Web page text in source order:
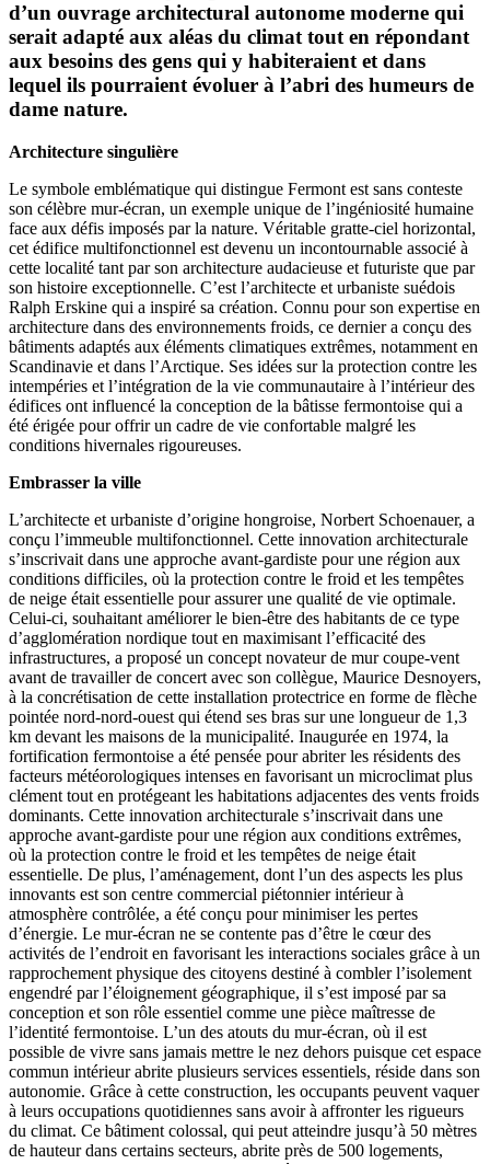
d’un ouvrage architectural autonome moderne qui
serait adapté aux aléas du climat tout en répondant
aux besoins des gens qui y habiteraient et dans
lequel ils pourraient évoluer à l’abri des humeurs de
dame nature.
Architecture singulière
Le symbole emblématique qui distingue Fermont est sans conteste
son célèbre mur-écran, un exemple unique de l’ingéniosité humaine
face aux défis imposés par la nature. Véritable gratte-ciel horizontal,
cet édifice multifonctionnel est devenu un incontournable associé à
cette localité tant par son architecture audacieuse et futuriste que par
son histoire exceptionnelle. C’est l’architecte et urbaniste suédois
Ralph Erskine qui a inspiré sa création. Connu pour son expertise en
architecture dans des environnements froids, ce dernier a conçu des
bâtiments adaptés aux éléments climatiques extrêmes, notamment en
Scandinavie et dans l’Arctique. Ses idées sur la protection contre les
intempéries et l’intégration de la vie communautaire à l’intérieur des
édifices ont influencé la conception de la bâtisse fermontoise qui a
été érigée pour offrir un cadre de vie confortable malgré les
conditions hivernales rigoureuses.
Embrasser la ville
L’architecte et urbaniste d’origine hongroise, Norbert Schoenauer, a
conçu l’immeuble multifonctionnel. Cette innovation architecturale
s’inscrivait dans une approche avant-gardiste pour une région aux
conditions difficiles, où la protection contre le froid et les tempêtes
de neige était essentielle pour assurer une qualité de vie optimale.
Celui-ci, souhaitant améliorer le bien-être des habitants de ce type
d’agglomération nordique tout en maximisant l’efficacité des
infrastructures, a proposé un concept novateur de mur coupe-vent
avant de travailler de concert avec son collègue, Maurice Desnoyers,
à la concrétisation de cette installation protectrice en forme de flèche
pointée nord-nord-ouest qui étend ses bras sur une longueur de 1,3
km devant les maisons de la municipalité. Inaugurée en 1974, la
fortification fermontoise a été pensée pour abriter les résidents des
facteurs météorologiques intenses en favorisant un microclimat plus
clément tout en protégeant les habitations adjacentes des vents froids
dominants. Cette innovation architecturale s’inscrivait dans une
approche avant-gardiste pour une région aux conditions extrêmes,
où la protection contre le froid et les tempêtes de neige était
essentielle. De plus, l’aménagement, dont l’un des aspects les plus
innovants est son centre commercial piétonnier intérieur à
atmosphère contrôlée, a été conçu pour minimiser les pertes
d’énergie. Le mur-écran ne se contente pas d’être le cœur des
activités de l’endroit en favorisant les interactions sociales grâce à un
rapprochement physique des citoyens destiné à combler l’isolement
engendré par l’éloignement géographique, il s’est imposé par sa
conception et son rôle essentiel comme une pièce maîtresse de
l’identité fermontoise. L’un des atouts du mur-écran, où il est
possible de vivre sans jamais mettre le nez dehors puisque cet espace
commun intérieur abrite plusieurs services essentiels, réside dans son
autonomie. Grâce à cette construction, les occupants peuvent vaquer
à leurs occupations quotidiennes sans avoir à affronter les rigueurs
du climat. Ce bâtiment colossal, qui peut atteindre jusqu’à 50 mètres
de hauteur dans certains secteurs, abrite près de 500 logements,